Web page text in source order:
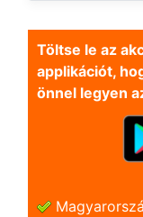
Töltse le az
applikációt,
önnel legyen